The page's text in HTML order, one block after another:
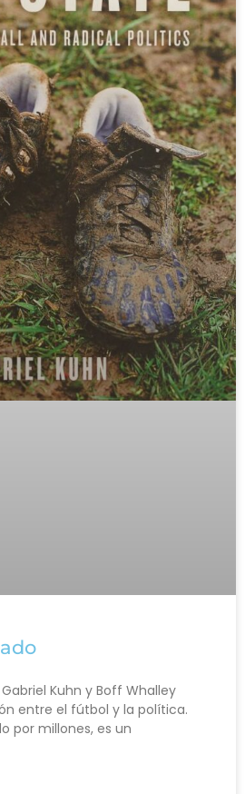
Kuhn y Boff Whalley
entre el fútbol y la política.
por millones, es un